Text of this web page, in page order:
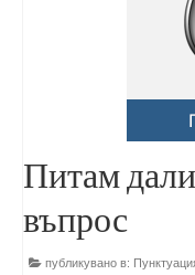
Питам
въпрос
публикувано в: